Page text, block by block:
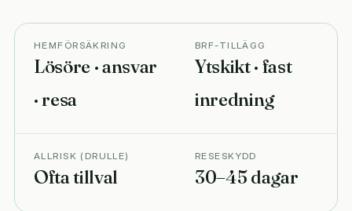
HEMFÖRSÄKRING
Lösöre · ansvar
· resa
BRF-TILLÄGG
Ytskikt · fast
inredning
ALLRISK (DRULLE)
Ofta tillval
RESESKYDD
30–45 dagar